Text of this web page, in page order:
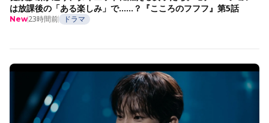
は放課後の「ある楽しみ」で……？『こころのフフフ』第5話
New23時間前 ドラマ